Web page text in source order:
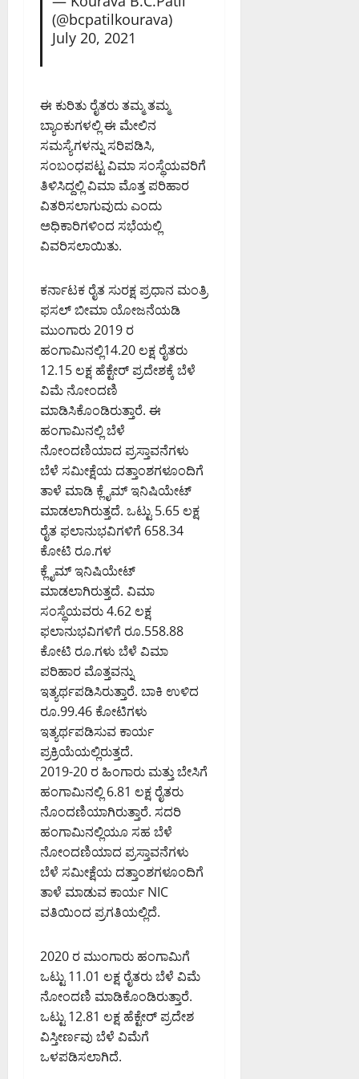
(@bcpatilkourava)
July 20, 2021
ಈ ಕುರಿತು ರೈತರು ತಮ್ಮ ತಮ್ಮ
ಬ್ಯಾಂಕುಗಳಲ್ಲಿ ಈ ಮೇಲಿನ
ಸಮಸ್ಯೆಗಳನ್ನು ಸರಿಪಡಿಸಿ,
ಸಂಬಂಧಪಟ್ಟ ವಿಮಾ ಸಂಸ್ಥೆಯವರಿಗೆ
ತಿಳಿಸಿದ್ದಲ್ಲಿ ವಿಮಾ ಮೊತ್ತ ಪರಿಹಾರ
ವಿತರಿಸಲಾಗುವುದು ಎಂದು
ಅಧಿಕಾರಿಗಳಿಂದ ಸಭೆಯಲ್ಲಿ
ವಿವರಿಸಲಾಯಿತು.
ಕರ್ನಾಟಕ ರೈತ ಸುರಕ್ಷ ಪ್ರಧಾನ ಮಂತ್ರಿ
ಫಸಲ್ ಬೀಮಾ ಯೋಜನೆಯಡಿ
ಮುಂಗಾರು 2019 ರ
ಹಂಗಾಮಿನಲ್ಲಿ14.20 ಲಕ್ಷ ರೈತರು
12.15 ಲಕ್ಷ ಹೆಕ್ಟೇರ್ ಪ್ರದೇಶಕ್ಕೆ ಬೆಳೆ
ವಿಮೆ ನೋಂದಣಿ
ಮಾಡಿಸಿಕೊಂಡಿರುತ್ತಾರೆ. ಈ
ಹಂಗಾಮಿನಲ್ಲಿ ಬೆಳೆ
ನೋಂದಣಿಯಾದ ಪ್ರಸ್ತಾವನೆಗಳು
ಬೆಳೆ ಸಮೀಕ್ಷೆಯ ದತ್ತಾಂಶಗಳೂಂದಿಗೆ
ತಾಳೆ ಮಾಡಿ ಕ್ಲೈಮ್ ಇನಿಷಿಯೇಟ್
ಮಾಡಲಾಗಿರುತ್ತದೆ. ಒಟ್ಟು 5.65 ಲಕ್ಷ
ರೈತ ಫಲಾನುಭವಿಗಳಿಗೆ 658.34
ಕೋಟಿ ರೂ.ಗಳ
ಕ್ಲೈಮ್ ಇನಿಷಿಯೇಟ್
ಮಾಡಲಾಗಿರುತ್ತದೆ. ವಿಮಾ
ಸಂಸ್ಥೆಯವರು 4.62 ಲಕ್ಷ
ಫಲಾನುಭವಿಗಳಿಗೆ ರೂ.558.88
ಕೋಟಿ ರೂ.ಗಳು ಬೆಳೆ ವಿಮಾ
ಪರಿಹಾರ ಮೊತ್ತವನ್ನು
ಇತ್ಯರ್ಥಪಡಿಸಿರುತ್ತಾರೆ. ಬಾಕಿ ಉಳಿದ
ರೂ.99.46 ಕೋಟಿಗಳು
ಇತ್ಯರ್ಥಪಡಿಸುವ ಕಾರ್ಯ
ಪ್ರಕ್ರಿಯೆಯಲ್ಲಿರುತ್ತದೆ.
2019-20 ರ ಹಿಂಗಾರು ಮತ್ತು ಬೇಸಿಗೆ
ಹಂಗಾಮಿನಲ್ಲಿ 6.81 ಲಕ್ಷ ರೈತರು
ನೊಂದಣಿಯಾಗಿರುತ್ತಾರೆ. ಸದರಿ
ಹಂಗಾಮಿನಲ್ಲಿಯೂ ಸಹ ಬೆಳೆ
ನೋಂದಣಿಯಾದ ಪ್ರಸ್ತಾವನೆಗಳು
ಬೆಳೆ ಸಮೀಕ್ಷೆಯ ದತ್ತಾಂಶಗಳೂಂದಿಗೆ
ತಾಳೆ ಮಾಡುವ ಕಾರ್ಯ NIC
ವತಿಯಿಂದ ಪ್ರಗತಿಯಲ್ಲಿದೆ.
2020 ರ ಮುಂಗಾರು ಹಂಗಾಮಿಗೆ
ಒಟ್ಟು 11.01 ಲಕ್ಷ ರೈತರು ಬೆಳೆ ವಿಮೆ
ನೋಂದಣಿ ಮಾಡಿಕೊಂಡಿರುತ್ತಾರೆ.
ಒಟ್ಟು 12.81 ಲಕ್ಷ ಹೆಕ್ಟೇರ್ ಪ್ರದೇಶ
ವಿಸ್ತೀರ್ಣವು ಬೆಳೆ ವಿಮೆಗೆ
ಒಳಪಡಿಸಲಾಗಿದೆ.